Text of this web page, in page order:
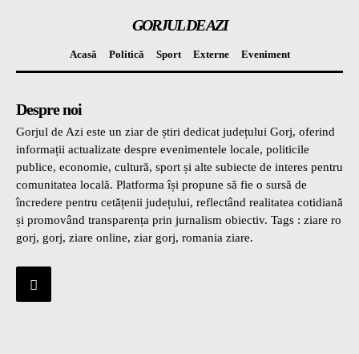
GORJUL DE AZI
Acasă Politică Sport Externe Eveniment
Despre noi
Gorjul de Azi este un ziar de știri dedicat județului Gorj, oferind
informații actualizate despre evenimentele locale, politicile
publice, economie, cultură, sport și alte subiecte de interes pentru
comunitatea locală. Platforma își propune să fie o sursă de
încredere pentru cetățenii județului, reflectând realitatea cotidiană
și promovând transparența prin jurnalism obiectiv. Tags : ziare ro
gorj, gorj, ziare online, ziar gorj, romania ziare.